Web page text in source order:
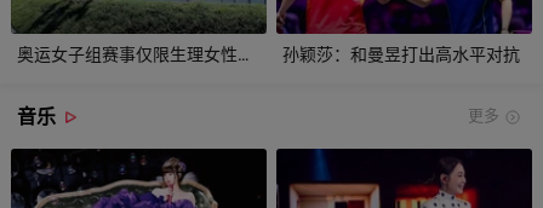
奥运女子组赛事仅限生理女性参加 孙颖莎：和曼昱打出高水平对抗
音乐 更多